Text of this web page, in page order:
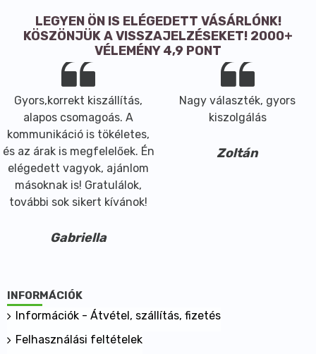
LEGYEN ÖN IS ELÉGEDETT VÁSÁRLÓNK!
KÖSZÖNJÜK A VISSZAJELZÉSEKET! 2000+
VÉLEMÉNY 4,9 PONT
Gyors,korrekt kiszállítás,
alapos csomagoás. A
kommunikáció is tökéletes,
és az árak is megfelelőek. Én
elégedett vagyok, ajánlom
másoknak is! Gratulálok,
további sok sikert kívánok!
Gabriella
Nagy választék, gyors
kiszolgálás
Zoltán
INFORMÁCIÓK
Információk - Átvétel, szállítás, fizetés
Felhasználási feltételek